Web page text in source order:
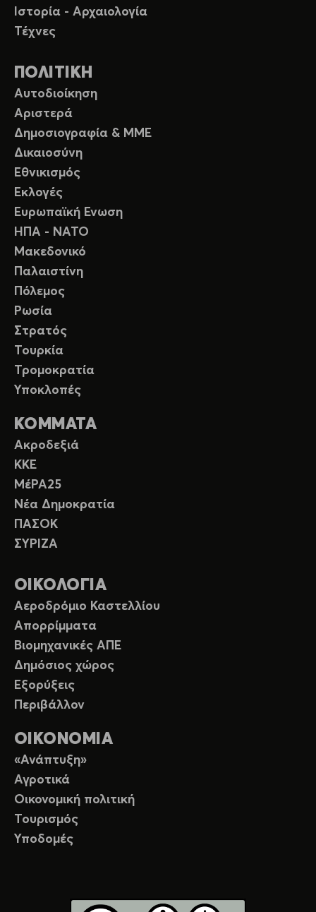
Ιστορία - Αρχαιολογία
Τέχνες
ΠΟΛΙΤΙΚΗ
Αυτοδιοίκηση
Αριστερά
Δημοσιογραφία & ΜΜΕ
Δικαιοσύνη
Εθνικισμός
Εκλογές
Ευρωπαϊκή Ενωση
ΗΠΑ - ΝΑΤΟ
Μακεδονικό
Παλαιστίνη
Πόλεμος
Ρωσία
Στρατός
Τουρκία
Τρομοκρατία
Υποκλοπές
ΚΟΜΜΑΤΑ
Ακροδεξιά
ΚΚΕ
ΜέΡΑ25
Νέα Δημοκρατία
ΠΑΣΟΚ
ΣΥΡΙΖΑ
ΟΙΚΟΛΟΓΙΑ
Αεροδρόμιο Καστελλίου
Απορρίμματα
Βιομηχανικές ΑΠΕ
Δημόσιος χώρος
Εξορύξεις
Περιβάλλον
ΟΙΚΟΝΟΜΙΑ
«Ανάπτυξη»
Αγροτικά
Οικονομική πολιτική
Τουρισμός
Υποδομές